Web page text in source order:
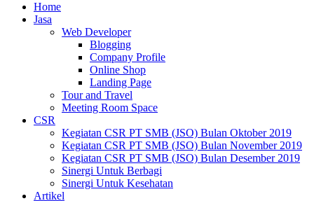
Home
Jasa
Web Developer
Blogging
Company Profile
Online Shop
Landing Page
Tour and Travel
Meeting Room Space
CSR
Kegiatan CSR PT SMB (JSO) Bulan Oktober 2019
Kegiatan CSR PT SMB (JSO) Bulan November 2019
Kegiatan CSR PT SMB (JSO) Bulan Desember 2019
Sinergi Untuk Berbagi
Sinergi Untuk Kesehatan
Artikel